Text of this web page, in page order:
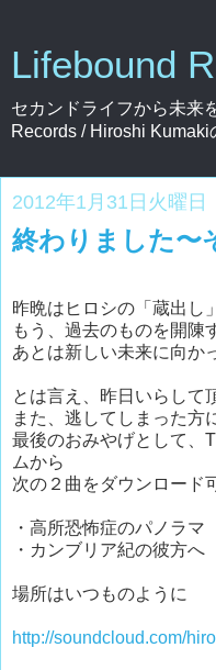
Lifebound
セカンドライフから未来
Records / Hiroshi Kumaki
2012年1月31日火曜日
終わりました〜
昨晩はヒロシの「蔵出し
もう、過去のものを開陳
あとは新しい未来に向か
とは言え、昨日いらして
また、逃してしまった方
最後のおみやげとして、
ムから
次の２曲をダウンロード
・高所恐怖症のパノラマ
・カンブリア紀の彼方へ
場所はいつものように
http://soundcloud.com/